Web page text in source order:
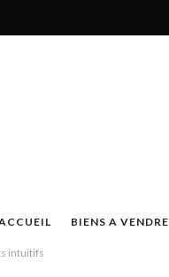
BIENS A VENDRE
intuitifs